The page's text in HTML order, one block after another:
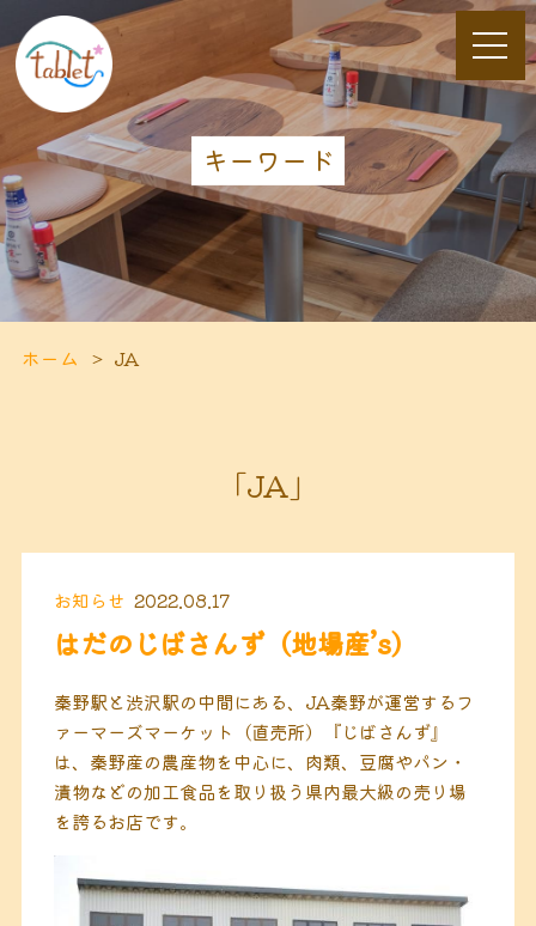
キーワード
ホーム JA
「JA」
お知らせ 2022.08.17
はだのじばさんず（地場産’s）
秦野駅と渋沢駅の中間にある、JA秦野が運営するフ
ァーマーズマーケット（直売所）『じばさんず』
は、秦野産の農産物を中心に、肉類、豆腐やパン・
漬物などの加工食品を取り扱う県内最大級の売り場
を誇るお店です。